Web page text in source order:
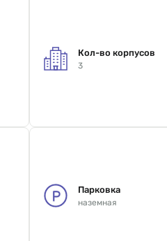
Кол-во корпусов
3
Парковка
наземная